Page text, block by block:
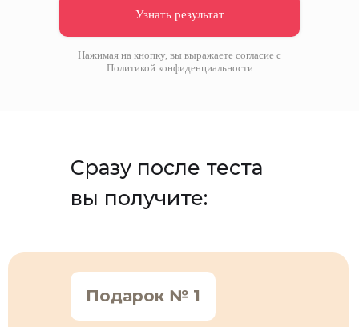
Узнать результат
Нажимая на кнопку, вы выражаете согласие с
Политикой конфиденциальности
Сразу после теста
вы получите:
Подарок № 1